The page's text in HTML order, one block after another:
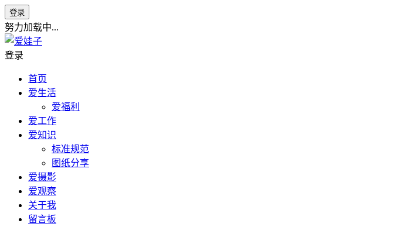
登录
努力加载中...
登录
首页
爱生活
爱福利
爱工作
爱知识
标准规范
图纸分享
爱摄影
爱观察
关于我
留言板